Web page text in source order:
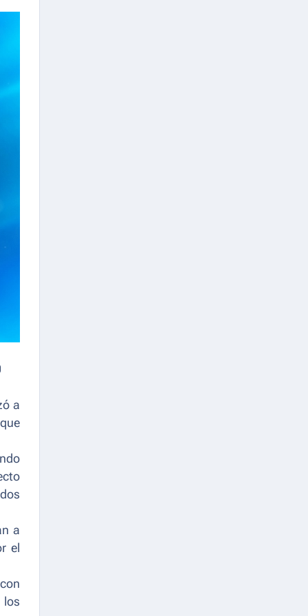
a
a
el
los